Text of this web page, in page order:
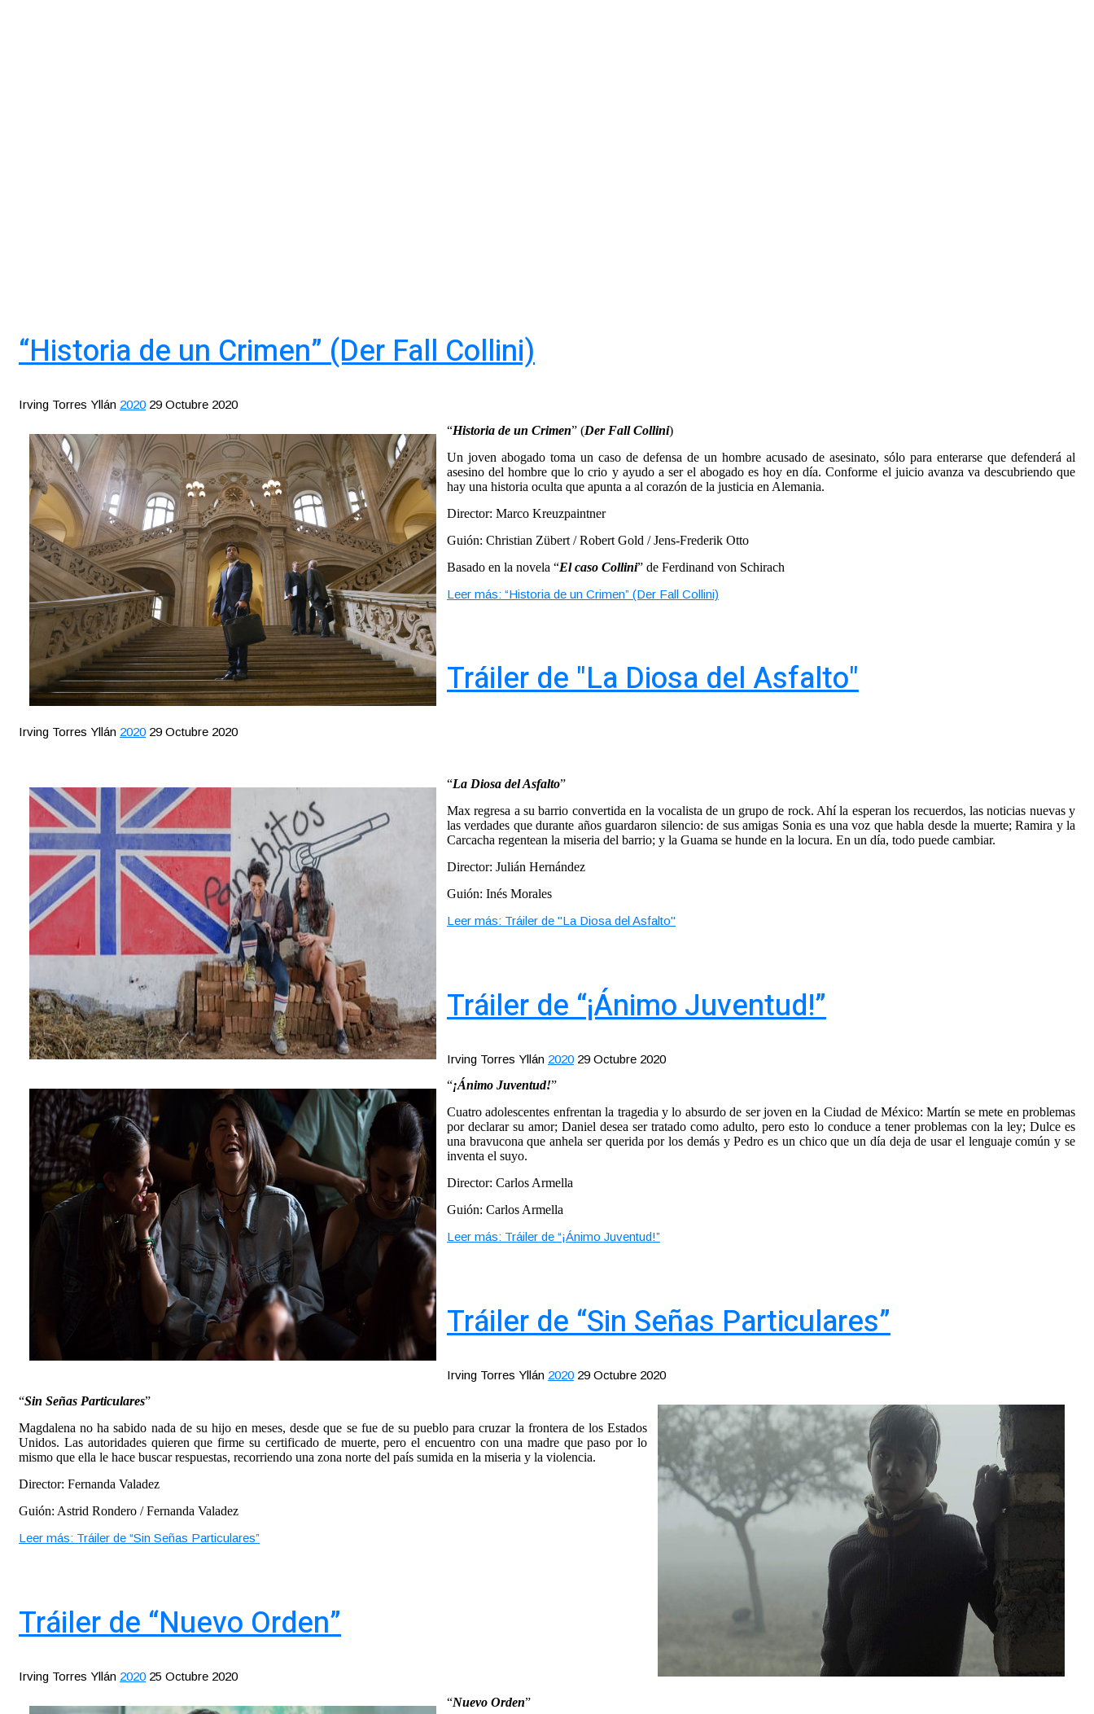
“Historia de un Crimen” (Der Fall Collini)
Irving Torres Yllán 2020 29 Octubre 2020
“Historia de un Crimen” (Der Fall Collini)
Un joven abogado toma un caso de defensa de un hombre acusado de asesinato, sólo para enterarse que defenderá al
asesino del hombre que lo crio y ayudo a ser el abogado es hoy en día. Conforme el juicio avanza va descubriendo que
hay una historia oculta que apunta a al corazón de la justicia en Alemania.
Director: Marco Kreuzpaintner
Guión: Christian Zübert / Robert Gold / Jens-Frederik Otto
Basado en la novela “El caso Collini” de Ferdinand von Schirach
Leer más: “Historia de un Crimen” (Der Fall Collini)
Tráiler de "La Diosa del Asfalto"
Irving Torres Yllán 2020 29 Octubre 2020
“La Diosa del Asfalto”
Max regresa a su barrio convertida en la vocalista de un grupo de rock. Ahí la esperan los recuerdos, las noticias nuevas y
las verdades que durante años guardaron silencio: de sus amigas Sonia es una voz que habla desde la muerte; Ramira y la
Carcacha regentean la miseria del barrio; y la Guama se hunde en la locura. En un día, todo puede cambiar.
Director: Julián Hernández
Guión: Inés Morales
Leer más: Tráiler de "La Diosa del Asfalto"
Tráiler de “¡Ánimo Juventud!”
Irving Torres Yllán 2020 29 Octubre 2020
“¡Ánimo Juventud!”
Cuatro adolescentes enfrentan la tragedia y lo absurdo de ser joven en la Ciudad de México: Martín se mete en problemas
por declarar su amor; Daniel desea ser tratado como adulto, pero esto lo conduce a tener problemas con la ley; Dulce es
una bravucona que anhela ser querida por los demás y Pedro es un chico que un día deja de usar el lenguaje común y se
inventa el suyo.
Director: Carlos Armella
Guión: Carlos Armella
Leer más: Tráiler de “¡Ánimo Juventud!”
Tráiler de “Sin Señas Particulares”
Irving Torres Yllán 2020 29 Octubre 2020
“Sin Señas Particulares”
Magdalena no ha sabido nada de su hijo en meses, desde que se fue de su pueblo para cruzar la frontera de los Estados
Unidos. Las autoridades quieren que firme su certificado de muerte, pero el encuentro con una madre que paso por lo
mismo que ella le hace buscar respuestas, recorriendo una zona norte del país sumida en la miseria y la violencia.
Director: Fernanda Valadez
Guión: Astrid Rondero / Fernanda Valadez
Leer más: Tráiler de “Sin Señas Particulares”
Tráiler de “Nuevo Orden”
Irving Torres Yllán 2020 25 Octubre 2020
“Nuevo Orden”